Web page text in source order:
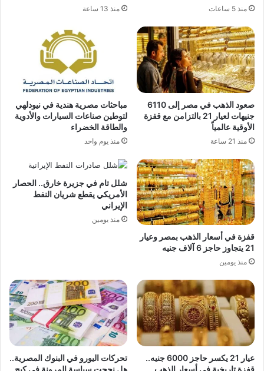
منذ 5 ساعات منذ 13 ساعة
صعود الذهب في مصر إلى 6110
جنيهات لعيار 21 بالتزامن مع قفزة
الأوقية عالمياً
منذ 21 ساعة
مباحثات مصرية هندية في نيودلهي
لتوطين صناعات السيارات والأدوية
والطاقة الخضراء
منذ يوم واحد
قفزة في أسعار الذهب بمصر وعيار
21 يتجاوز حاجز 6 آلاف جنيه
منذ يومين
شلل تام في جزيرة خارق.. الحصار
الأمريكي يقطع شريان النفط
الإيراني
منذ يومين
عيار 21 يكسر حاجز 6000 جنيه..
تحركات اليورو في البنوك المصرية..